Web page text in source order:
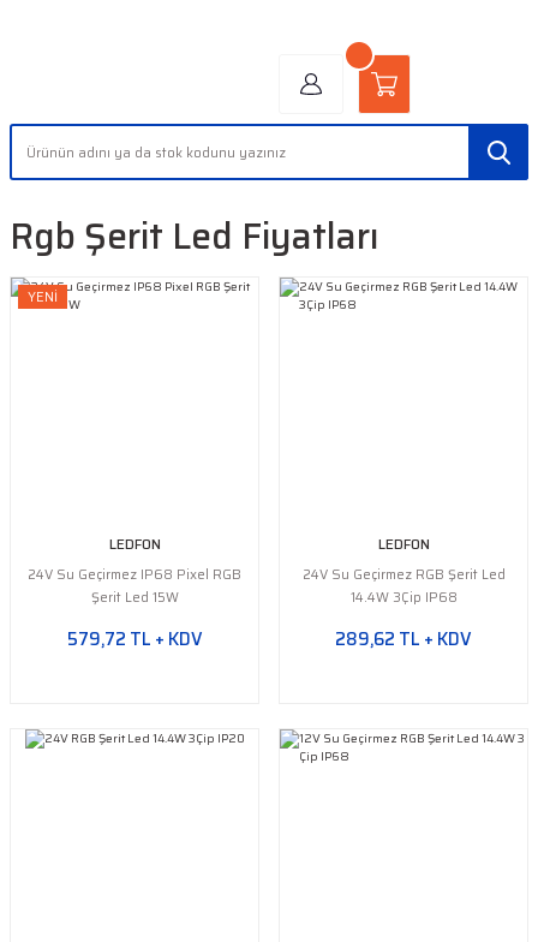
Rgb Şerit Led Fiyatları
YENİ
LEDFON
24V Su Geçirmez IP68 Pixel RGB
Şerit Led 15W
579,72 TL + KDV
LEDFON
24V Su Geçirmez RGB Şerit Led
14.4W 3Çip IP68
289,62 TL + KDV